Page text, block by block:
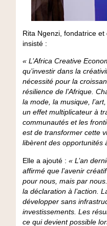
Rita Ngenzi, fondatrice et
insisté :
« L’Africa Creative
qu’investir dans la
nécessité pour la
résilience de l’Afrique.
la mode, la musique,
un effet multiplicateur à
communautés et les
est de transformer cette
libèrent des opportunités
Elle a ajouté : « L’an
affirmé que l’avenir
pour nous, mais par
la déclaration à l’action.
développer sans
investissements. Les
ce qui devient possible